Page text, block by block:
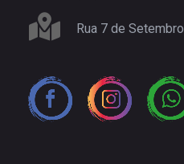
Rua 7 de Setembro